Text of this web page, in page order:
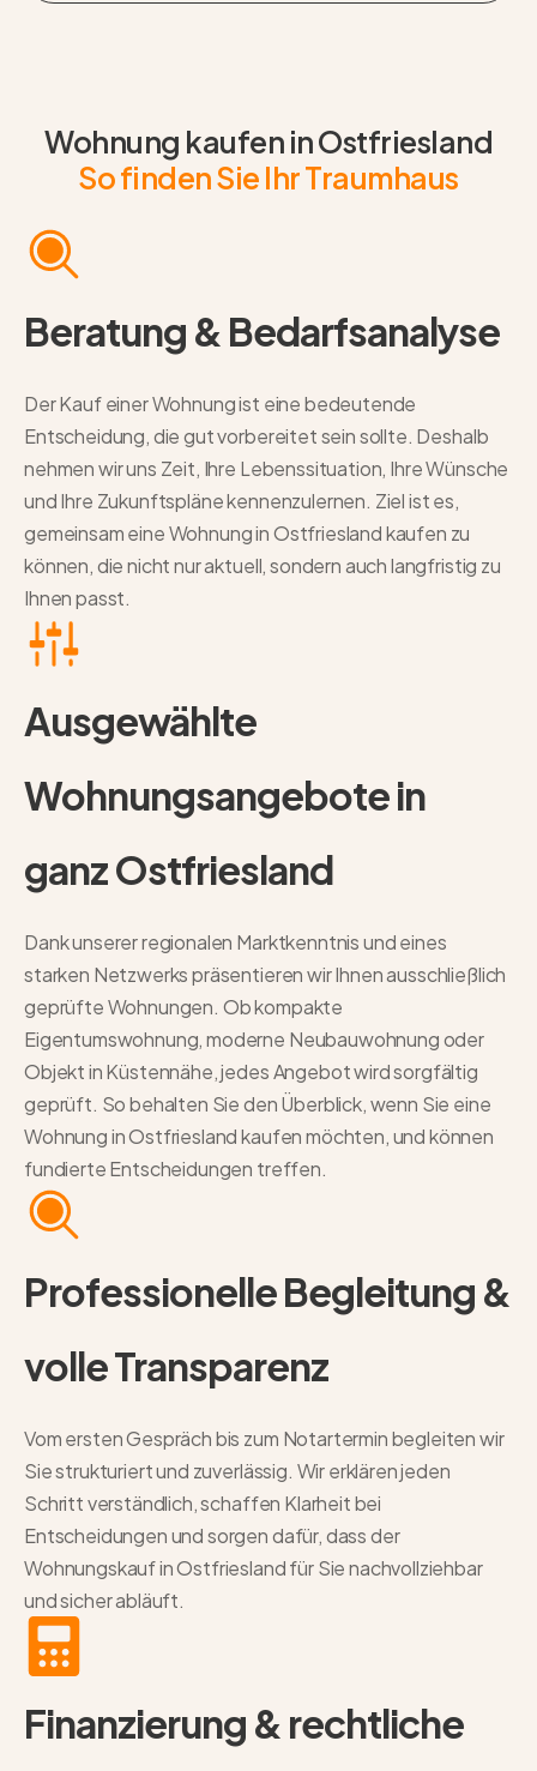
Wohnung kaufen in Ostfriesland
So finden Sie Ihr Traumhaus
Beratung & Bedarfsanalyse
Der Kauf einer Wohnung ist eine bedeutende
Entscheidung, die gut vorbereitet sein sollte. Deshalb
nehmen wir uns Zeit, Ihre Lebenssituation, Ihre Wünsche
und Ihre Zukunftspläne kennenzulernen. Ziel ist es,
gemeinsam eine Wohnung in Ostfriesland kaufen zu
können, die nicht nur aktuell, sondern auch langfristig zu
Ihnen passt.
Ausgewählte
Wohnungsangebote in
ganz Ostfriesland
Dank unserer regionalen Marktkenntnis und eines
starken Netzwerks präsentieren wir Ihnen ausschließlich
geprüfte Wohnungen. Ob kompakte
Eigentumswohnung, moderne Neubauwohnung oder
Objekt in Küstennähe, jedes Angebot wird sorgfältig
geprüft. So behalten Sie den Überblick, wenn Sie eine
Wohnung in Ostfriesland kaufen möchten, und können
fundierte Entscheidungen treffen.
Professionelle Begleitung &
volle Transparenz
Vom ersten Gespräch bis zum Notartermin begleiten wir
Sie strukturiert und zuverlässig. Wir erklären jeden
Schritt verständlich, schaffen Klarheit bei
Entscheidungen und sorgen dafür, dass der
Wohnungskauf in Ostfriesland für Sie nachvollziehbar
und sicher abläuft.
Finanzierung & rechtliche